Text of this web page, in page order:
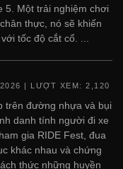
5. Một trải nghiệm chơi
thực, nó sẽ khiến
tốc độ cắt cổ. ...
| LƯỢT XEM: 2,120
trên đường nhựa và bụi
danh tính người đi xe
gia RIDE Fest, đua
khác nhau và chứng
thức những huyền